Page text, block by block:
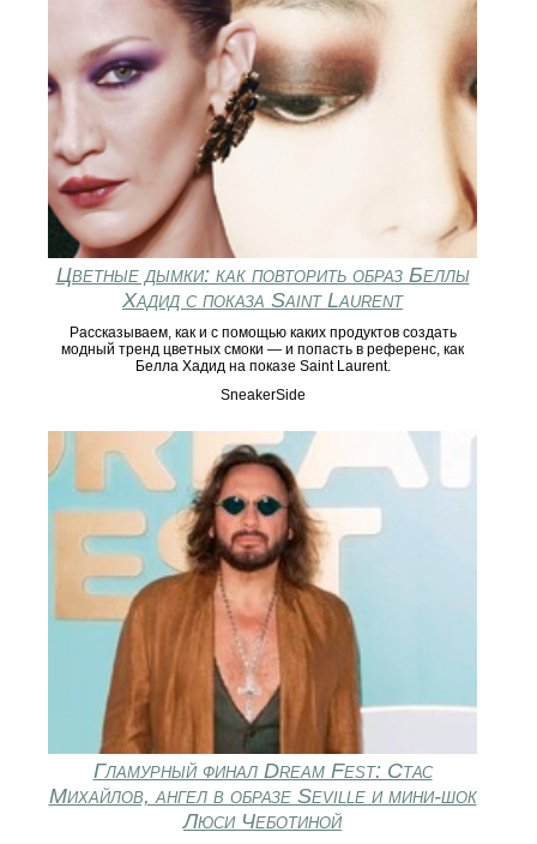
Цветные дымки: как повторить образ Беллы
Хадид с показа Saint Laurent
Рассказываем, как и с помощью каких продуктов создать
модный тренд цветных смоки — и попасть в референс, как
Белла Хадид на показе Saint Laurent.
SneakerSide
Гламурный финал Dream Fest: Стас
Михайлов, ангел в образе Seville и мини‑шок
Люси Чеботиной